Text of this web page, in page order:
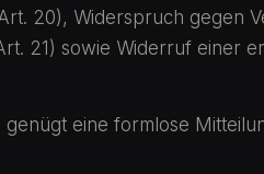
20), Widerspruch gegen
21) sowie Widerruf einer
eine formlose